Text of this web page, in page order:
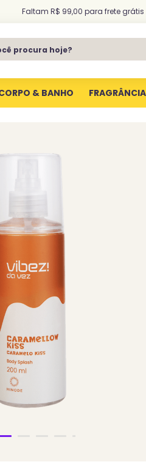
Faltam R$ 99,00 para frete grátis
procura hoje?
& BANHO